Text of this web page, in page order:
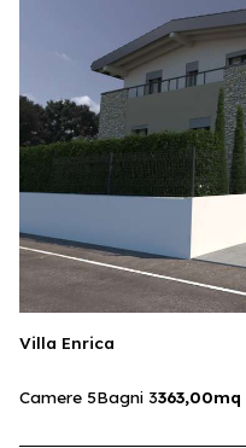
Villa Enrica
Camere 5Bagni 3363,00mq